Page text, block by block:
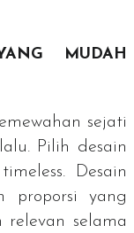
MUDAH
sejati
Pilih desain
timeless. Desain
proporsi yang
selama